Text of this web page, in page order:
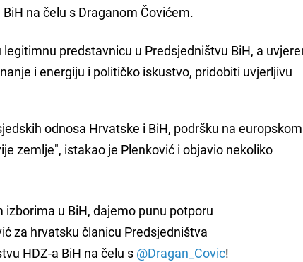
na čelu s Draganom Čovićem.
predstavnicu u Predsjedništvu BiH, a
i energiju i političko iskustvo, pridobiti uvjerljivu
odnosa Hrvatske i BiH, podršku na
zemlje", istakao je Plenković i objavio nekoliko
izborima u BiH, dajemo punu potporu
za hrvatsku članicu Predsjedništva
HDZ-a BiH na čelu s @Dragan_Covic!